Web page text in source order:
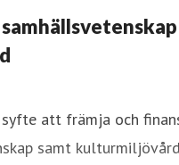
att främja och
samt